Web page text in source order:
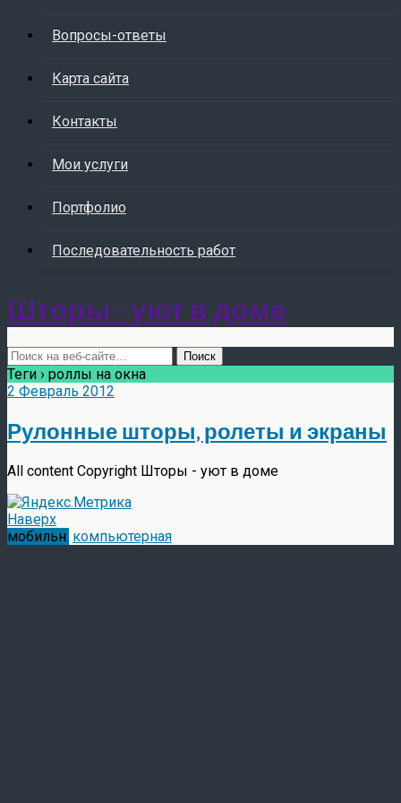
Вопросы-ответы
Карта сайта
Контакты
Мои услуги
Портфолио
Последовательность работ
Шторы - уют в доме
Теги › роллы на окна
2 Февраль 2012
Рулонные шторы, ролеты и экраны
All content Copyright Шторы - уют в доме
Наверх
мобильн. компьютерная